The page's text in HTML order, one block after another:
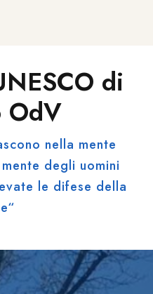
di
OdV
nella mente
degli uomini
le difese della